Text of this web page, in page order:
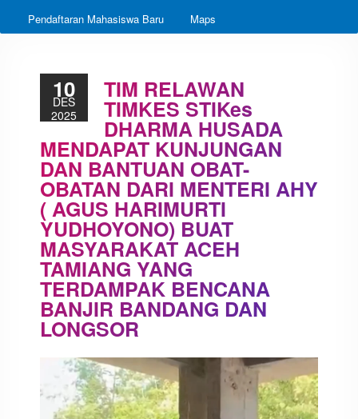
Pendaftaran Mahasiswa Baru
Maps
10
DES
2025
TIM RELAWAN
TIMKES STIKes
DHARMA HUSADA
MENDAPAT KUNJUNGAN
DAN BANTUAN OBAT-
OBATAN DARI MENTERI AHY
( AGUS HARIMURTI
YUDHOYONO) BUAT
MASYARAKAT ACEH
TAMIANG YANG
TERDAMPAK BENCANA
BANJIR BANDANG DAN
LONGSOR